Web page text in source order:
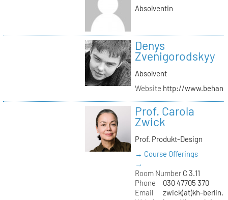
Absolventin
Denys
Zvenigorodskyy
Absolvent
Website http://
Prof. Carola
Zwick
Prof. Produkt-Design
→ Course Offerings
→
Room NumberC 3.11
Phone
030 47705 370
Email
zwick(at)kh-